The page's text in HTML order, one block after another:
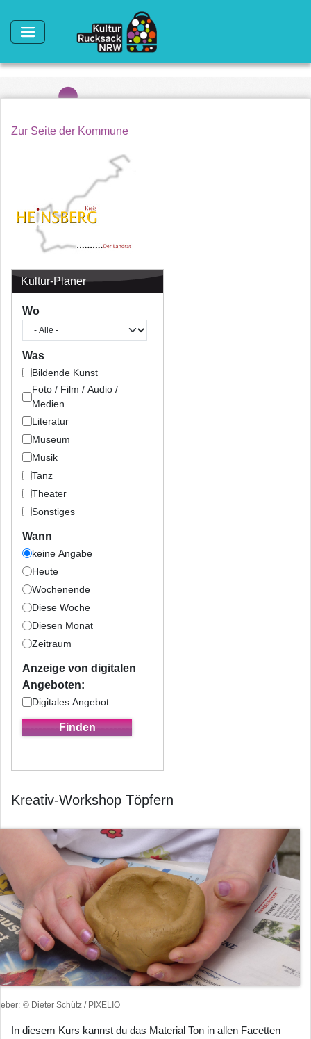
Zur Seite der Kommune
Kultur-Planer
Wo
Was
Bildende Kunst
Foto / Film / Audio /
Medien
Literatur
Museum
Musik
Tanz
Theater
Sonstiges
Wann
keine Angabe
Heute
Wochenende
Diese Woche
Diesen Monat
Zeitraum
Anzeige von digitalen
Angeboten:
Digitales Angebot
Kreativ-Workshop Töpfern
© Dieter Schütz / PIXELIO
In diesem Kurs kannst du das Material Ton in allen Facetten